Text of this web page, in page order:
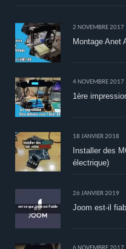
2 NOVEMBRE 2017
Montage Anet
4 NOVEMBRE 2017
1ère
18 JANVIER 2018
Installer des
électrique)
26 JANVIER 2019
Joom est-il